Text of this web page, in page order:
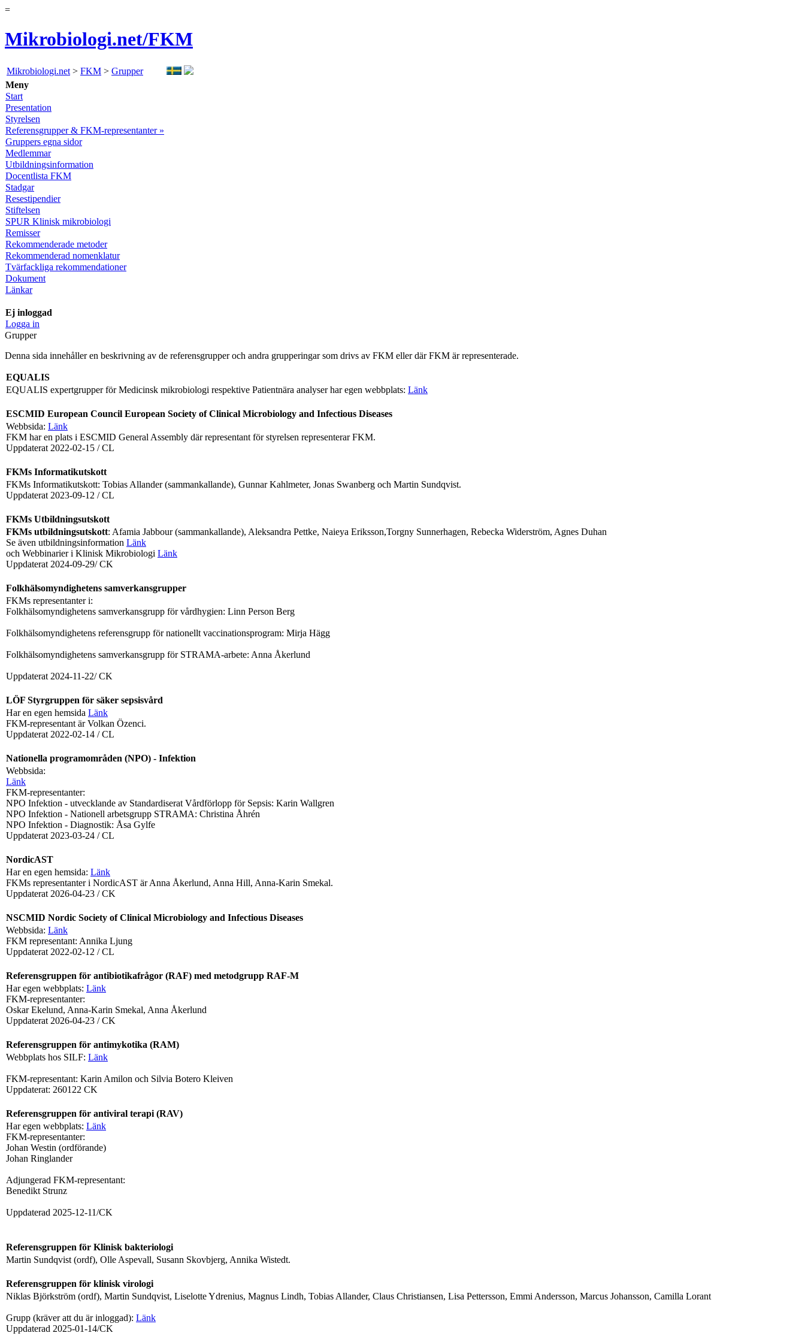
=
Mikrobiologi.net/FKM
Mikrobiologi.net > FKM > Grupper
Meny
Start
Presentation
Styrelsen
Referensgrupper & FKM-representanter »
Gruppers egna sidor
Medlemmar
Utbildningsinformation
Docentlista FKM
Stadgar
Resestipendier
Stiftelsen
SPUR Klinisk mikrobiologi
Remisser
Rekommenderade metoder
Rekommenderad nomenklatur
Tvärfackliga rekommendationer
Dokument
Länkar
Ej inloggad
Logga in
Grupper
Denna sida innehåller en beskrivning av de referensgrupper och andra grupperingar som drivs av FKM eller där FKM är representerade.
EQUALIS
EQUALIS expertgrupper för Medicinsk mikrobiologi respektive Patientnära analyser har egen webbplats: Länk
ESCMID European Council European Society of Clinical Microbiology and Infectious Diseases
Webbsida: Länk
FKM har en plats i ESCMID General Assembly där representant för styrelsen representerar FKM.
Uppdaterat 2022-02-15 / CL
FKMs Informatikutskott
FKMs Informatikutskott: Tobias Allander (sammankallande), Gunnar Kahlmeter, Jonas Swanberg och Martin Sundqvist.
Uppdaterat 2023-09-12 / CL
FKMs Utbildningsutskott
FKMs utbildningsutskott: Afamia Jabbour (sammankallande), Aleksandra Pettke, Naieya Eriksson,Torgny Sunnerhagen, Rebecka Widerström, Agnes Duhan
Se även utbildningsinformation Länk
och Webbinarier i Klinisk Mikrobiologi Länk
Uppdaterat 2024-09-29/ CK
Folkhälsomyndighetens samverkansgrupper
FKMs representanter i:
Folkhälsomyndighetens samverkansgrupp för vårdhygien: Linn Person Berg
Folkhälsomyndighetens referensgrupp för nationellt vaccinationsprogram: Mirja Hägg
Folkhälsomyndighetens samverkansgrupp för STRAMA-arbete: Anna Åkerlund
Uppdaterat 2024-11-22/ CK
LÖF Styrgruppen för säker sepsisvård
Har en egen hemsida Länk
FKM-representant är Volkan Özenci.
Uppdaterat 2022-02-14 / CL
Nationella programområden (NPO) - Infektion
Webbsida:
Länk
FKM-representanter:
NPO Infektion - utvecklande av Standardiserat Vårdförlopp för Sepsis: Karin Wallgren
NPO Infektion - Nationell arbetsgrupp STRAMA: Christina Åhrén
NPO Infektion - Diagnostik: Åsa Gylfe
Uppdaterat 2023-03-24 / CL
NordicAST
Har en egen hemsida: Länk
FKMs representanter i NordicAST är Anna Åkerlund, Anna Hill, Anna-Karin Smekal.
Uppdaterat 2026-04-23 / CK
NSCMID Nordic Society of Clinical Microbiology and Infectious Diseases
Webbsida: Länk
FKM representant: Annika Ljung
Uppdaterat 2022-02-12 / CL
Referensgruppen för antibiotikafrågor (RAF) med metodgrupp RAF-M
Har egen webbplats: Länk
FKM-representanter:
Oskar Ekelund, Anna-Karin Smekal, Anna Åkerlund
Uppdaterat 2026-04-23 / CK
Referensgruppen för antimykotika (RAM)
Webbplats hos SILF: Länk
FKM-representant: Karin Amilon och Silvia Botero Kleiven
Uppdaterat: 260122 CK
Referensgruppen för antiviral terapi (RAV)
Har egen webbplats: Länk
FKM-representanter:
Johan Westin (ordförande)
Johan Ringlander
Adjungerad FKM-representant:
Benedikt Strunz
Uppdaterad 2025-12-11/CK
Referensgruppen för Klinisk bakteriologi
Martin Sundqvist (ordf), Olle Aspevall, Susann Skovbjerg, Annika Wistedt.
Referensgruppen för klinisk virologi
Niklas Björkström (ordf), Martin Sundqvist, Liselotte Ydrenius, Magnus Lindh, Tobias Allander, Claus Christiansen, Lisa Pettersson, Emmi Andersson, Marcus Johansson, Camilla Lorant
Grupp (kräver att du är inloggad): Länk
Uppdaterad 2025-01-14/CK